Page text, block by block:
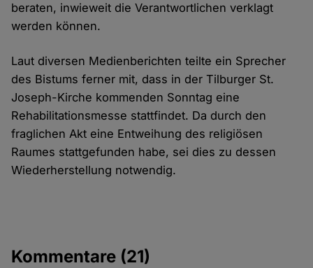
beraten, inwieweit die Verantwortlichen verklagt
werden können.
Laut diversen Medienberichten teilte ein Sprecher
des Bistums ferner mit, dass in der Tilburger St.
Joseph-Kirche kommenden Sonntag eine
Rehabilitationsmesse stattfindet. Da durch den
fraglichen Akt eine Entweihung des religiösen
Raumes stattgefunden habe, sei dies zu dessen
Wiederherstellung notwendig.
Kommentare (21)